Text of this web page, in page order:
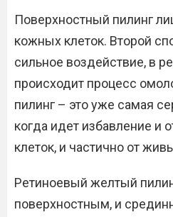
Поверхностный пилинг
кожных клеток. Второй
сильное воздействие, в
происходит процесс
пилинг – это уже самая
когда идет избавление и
клеток, и частично от
Ретиноевый желтый
поверхностным, и